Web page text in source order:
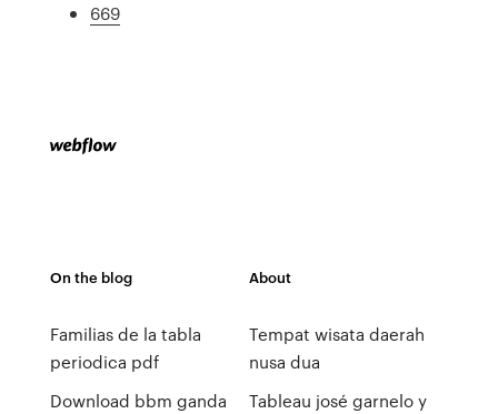
669
On the blog
Familias de la tabla
periodica pdf
Download bbm ganda
About
Tempat wisata daerah
nusa dua
Tableau josé garnelo y